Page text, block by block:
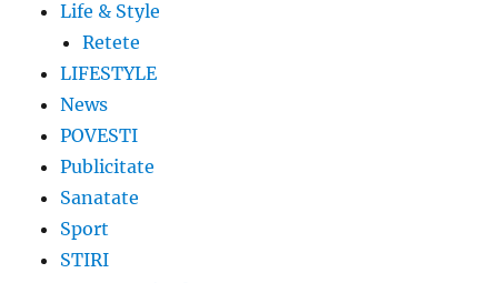
Life & Style
Retete
LIFESTYLE
News
POVESTI
Publicitate
Sanatate
Sport
STIRI